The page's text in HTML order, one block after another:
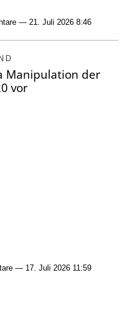
— 21. Juli 2026 8:46
Manipulation der
vor
— 17. Juli 2026 11:59